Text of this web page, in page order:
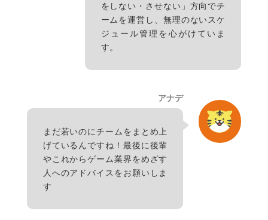
をしない・させない」方向でチ
ームを運営し、無理のないスケ
ジュール管理を心がけていま
す。
アナデ
まだ若いのにチームをまとめ上
げているんですね！最後に後輩
やこれからゲーム業界をめざす
人へのアドバイスをお願いしま
す